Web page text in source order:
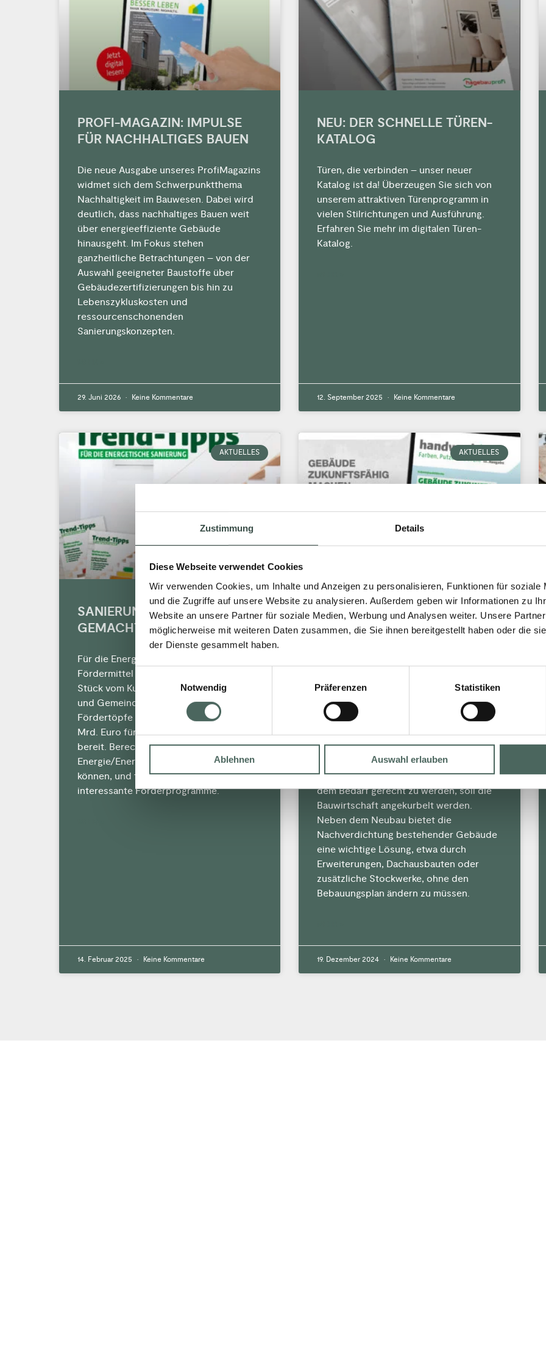
Zustimmung Details
Diese Webseite verwendet Cookies
Wir verwenden Cookies, um Inhalte und Anzeigen zu personalisieren, Funktionen für soziale
und die Zugriffe auf unsere Website zu analysieren. Außerdem geben wir Informationen zu
Website an unsere Partner für soziale Medien, Werbung und Analysen weiter. Unsere
möglicherweise mit weiteren Daten zusammen, die Sie ihnen bereitgestellt haben oder die
der Dienste gesammelt haben.
Notwendig
Präferenzen Statistiken
Ablehnen Auswahl erlauben
PROFI-MAGAZIN: IMPULSE
FÜR NACHHALTIGES BAUEN
Die neue Ausgabe unseres ProfiMagazins
widmet sich dem Schwerpunktthema
Nachhaltigkeit im Bauwesen. Dabei wird
deutlich, dass nachhaltiges Bauen weit
über energieeffiziente Gebäude
hinausgeht. Im Fokus stehen
ganzheitliche Betrachtungen – von der
Auswahl geeigneter Baustoffe über
Gebäudezertifizierungen bis hin zu
Lebenszykluskosten und
ressourcenschonenden
Sanierungskonzepten.
29. Juni 2026 Keine Kommentare
NEU: DER SCHNELLE TÜREN-
KATALOG
Türen, die verbinden – unser neuer
Katalog ist da! Überzeugen Sie sich von
unserem attraktiven Türenprogramm in
vielen Stilrichtungen und Ausführung.
Erfahren Sie mehr im digitalen Türen-
Katalog.
12. September 2025 Keine Kommentare
AKTUELLES
SANIERUNG LEICHT
GEMACHT.
Für die Energetische Sanierung gibt es
Fördermittel satt: Holen Sie sich ein
Stück vom Kuchen! Bund, Länder, Städte
und Gemeinden halten mehr als 6.000
Fördertöpfe in Höhe von jährlich gut 12
Mrd. Euro für die Energetische Sanierung
bereit. Berechnen Sie, wo und wie viel
Energie/Energiekosten Sie einsparen
können, und finden Sie für sich
interessante Förderprogramme.
14. Februar 2025 Keine Kommentare
AKTUELLES
INNOVATIVE IDEEN IM
HANDWERK
Gebieten, wo der knappe Wohnraum oft
zu teuer ist. Bauen und sanieren sind
daher dringend erforderlich, um
gesunden und zukunftsfähigen
Wohnraum zu schaffen.
Bestandsgebäude müssen saniert und an
den Klimawandel angepasst werden. Um
dem Bedarf gerecht zu werden, soll die
Bauwirtschaft angekurbelt werden.
Neben dem Neubau bietet die
Nachverdichtung bestehender Gebäude
eine wichtige Lösung, etwa durch
Erweiterungen, Dachausbauten oder
zusätzliche Stockwerke, ohne den
Bebauungsplan ändern zu müssen.
19. Dezember 2024 Keine Kommentare